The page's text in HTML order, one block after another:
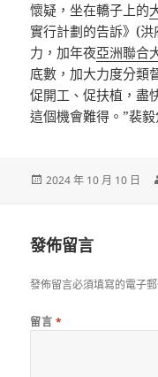
懷疑，坐在轎子上的
實行計劃的告訴》(
力，加年夜亞洲聯合
底數，加大力度分類
促開工、促扶植，盡
這個機會難得。”裴
發
2024 年 10 月 10 日
發佈留言
發佈留言必須填寫的電子
留言 *